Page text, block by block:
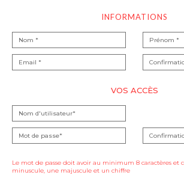
INFORMATIONS
VOS ACCÈS
Le mot de passe doit avoir au minimum 8 caractères et
minuscule, une majuscule et un chiffre